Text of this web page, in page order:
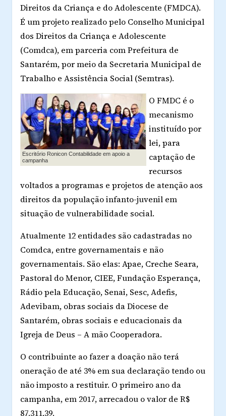
Direitos da Criança e do Adolescente (FMDCA).
É um projeto realizado pelo Conselho Municipal
dos Direitos da Criança e Adolescente
(Comdca), em parceria com Prefeitura de
Santarém, por meio da Secretaria Municipal de
Trabalho e Assistência Social (Semtras).
Escritório Ronicon Contabilidade em apoio a
campanha
O FMDC é o
mecanismo
instituído por
lei, para
captação de
recursos
voltados a programas e projetos de atenção aos
direitos da população infanto-juvenil em
situação de vulnerabilidade social.
Atualmente 12 entidades são cadastradas no
Comdca, entre governamentais e não
governamentais. São elas: Apae, Creche Seara,
Pastoral do Menor, CIEE, Fundação Esperança,
Rádio pela Educação, Senai, Sesc, Adefis,
Adevibam, obras sociais da Diocese de
Santarém, obras sociais e educacionais da
Igreja de Deus – A mão Cooperadora.
O contribuinte ao fazer a doação não terá
oneração de até 3% em sua declaração tendo ou
não imposto a restituir. O primeiro ano da
campanha, em 2017, arrecadou o valor de R$
87.311,39.